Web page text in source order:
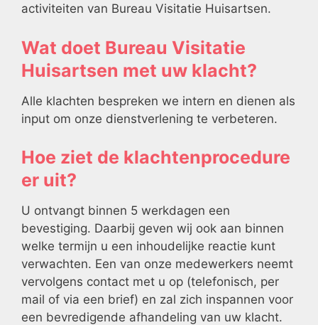
activiteiten van Bureau Visitatie Huisartsen.
Wat doet Bureau Visitatie
Huisartsen met uw klacht?
Alle klachten bespreken we intern en dienen als
input om onze dienstverlening te verbeteren.
Hoe ziet de klachtenprocedure
er uit?
U ontvangt binnen 5 werkdagen een
bevestiging. Daarbij geven wij ook aan binnen
welke termijn u een inhoudelijke reactie kunt
verwachten. Een van onze medewerkers neemt
vervolgens contact met u op (telefonisch, per
mail of via een brief) en zal zich inspannen voor
een bevredigende afhandeling van uw klacht.